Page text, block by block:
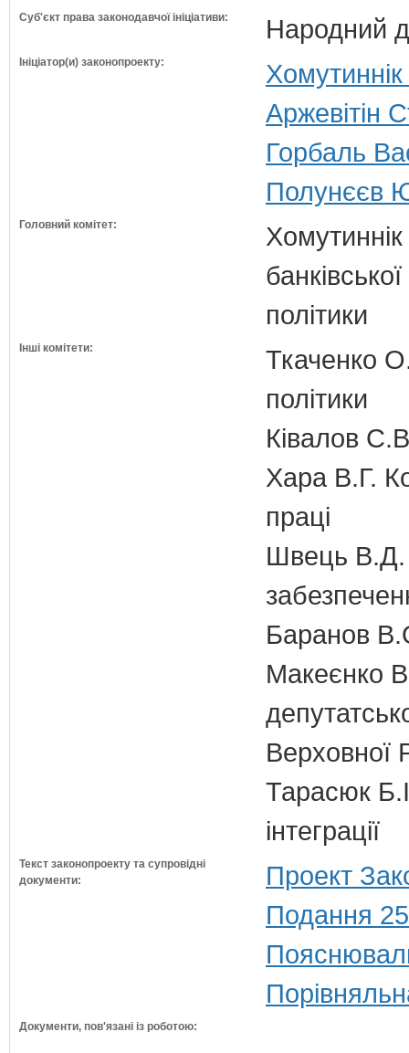
Суб'єкт права законодавчої ініціативи: Народний
Ініціатор(и) законопроекту:
Аржевітін
Горбаль
Полунєєв
Головний комітет:
політики
Інші комітети:
Ткаченко
політики
Ківалов
Хара В.Г.
праці
Швець В.Д.
Баранов
Макеєнко
Верховної
Тарасюк
інтеграції
Текст законопроекту та супровідні
документи:
Проект
Подання
Документи, пов'язані із роботою: